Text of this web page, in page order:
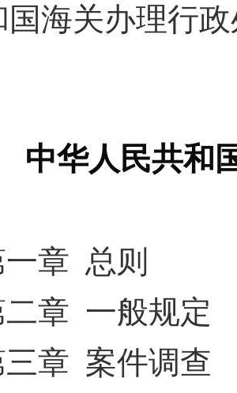
国海关办理行
中华人民共和
章 总则
二章 一般规定
三章 案件调查